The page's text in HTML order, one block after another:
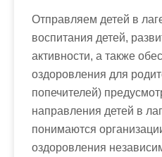
Отправляем детей в
воспитания детей,
активности, а также
оздоровления для
попечителей)
направления детей в
понимаются
оздоровления